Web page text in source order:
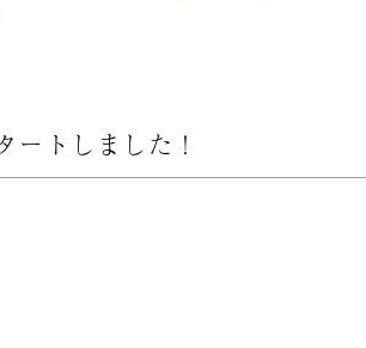
ートしました！